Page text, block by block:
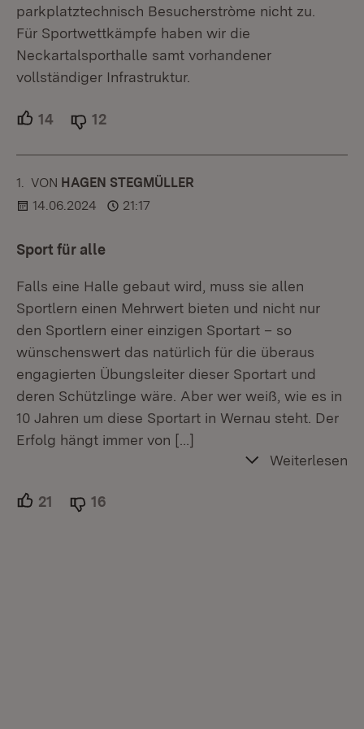
parkplatztechnisch Besucherstròme nicht zu.
Für Sportwettkämpfe haben wir die
Neckartalsporthalle samt vorhandener
vollständiger Infrastruktur.
14 Unterstützer.
12
1. KOMMENTAR
VON :HAGEN STEGMÜLLER
14.06.2024
21:17
Sport für alle
Falls eine Halle gebaut wird, muss sie allen
Sportlern einen Mehrwert bieten und nicht nur
den Sportlern einer einzigen Sportart – so
wünschenswert das natürlich für die überaus
engagierten Übungsleiter dieser Sportart und
deren Schützlinge wäre. Aber wer weiß, wie es in
10 Jahren um diese Sportart in Wernau steht. Der
Erfolg hängt immer von […]
Weiterlesen
21 Unterstützer.
16